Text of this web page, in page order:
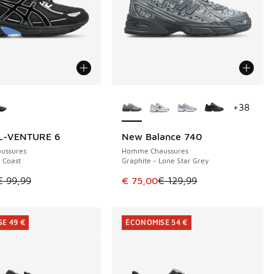
€ 115,00 à € 95,00
VENTURE 6
est en promotion. Prix en baisse de € 99,99 à € 65,00
99,99
34 € New Balance 740
Homme Chaussures
Graphite - Lone Star Grey
Cet article est en promotion.
€ 75,00€ 129,99
ÉCONOMISE 54 €
+38
49 € ÉCONOMISE 54 €